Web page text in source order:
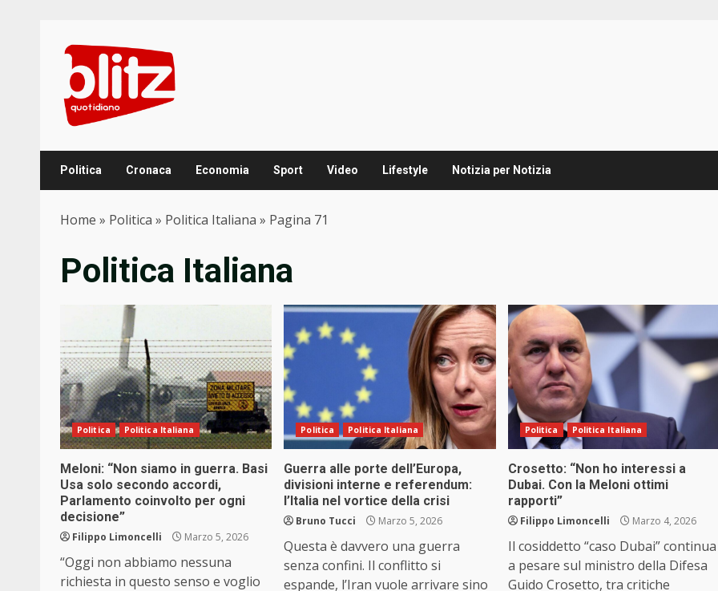
content
Politica Cronaca Economia Sport Video Lifestyle Notizia per Notizia
Home » Politica » Politica Italiana » Pagina 71
Politica Italiana
Politica Politica Italiana
Meloni: “Non siamo in guerra. Basi
Usa solo secondo accordi,
Parlamento coinvolto per ogni
decisione”
Filippo Limoncelli Marzo 5, 2026
“Oggi non abbiamo nessuna
richiesta in questo senso e voglio
Politica Politica Italiana
Guerra alle porte dell’Europa,
divisioni interne e referendum:
l’Italia nel vortice della crisi
Bruno Tucci Marzo 5, 2026
Questa è davvero una guerra
senza confini. Il conflitto si
espande, l’Iran vuole arrivare sino
Politica Politica Italiana
Crosetto: “Non ho interessi a
Dubai. Con la Meloni ottimi
rapporti”
Filippo Limoncelli Marzo 4, 2026
Il cosiddetto “caso Dubai” continua
a pesare sul ministro della Difesa
Guido Crosetto, tra critiche